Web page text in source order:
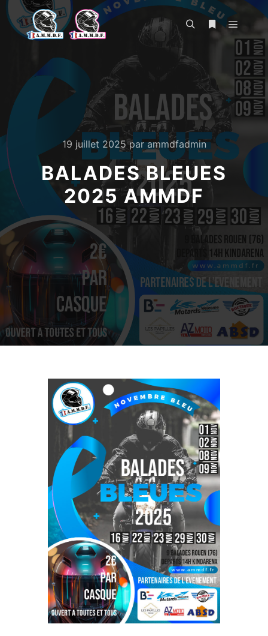
Plus d’infos
Menu
19 juillet 2025parammdfadmin
BALADES BLEUES
2025 AMMDF